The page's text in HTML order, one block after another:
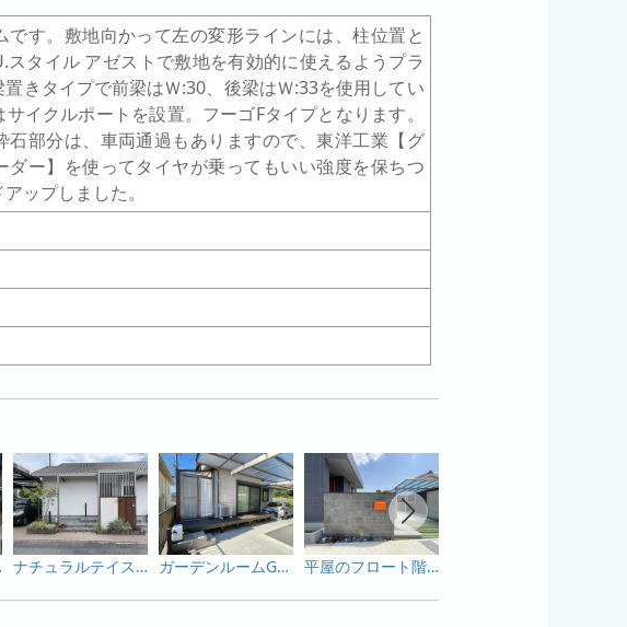
です。敷地向かって左の変形ラインには、柱位置と
スタイル アゼストで敷地を有効的に使えるようプラ
きタイプで前梁はＷ:30、後梁はＷ:33を使用してい
イクルポートを設置。フーゴFタイプとなります。
部分は、車両通過もありますので、東洋工業【グ
ダー】を使ってタイヤが乗ってもいい強度を保ちつ
ップしました。
ハリを ナチュラルテイストの建物を引き立てるファサードはプラスGとエバーアートボードで演出 ガーデンルームGFとエコウッドリアルでリビングから繋がるお庭空間を有効利用 平屋のフロート階段とラヴィージュのあるカッコいい外構！